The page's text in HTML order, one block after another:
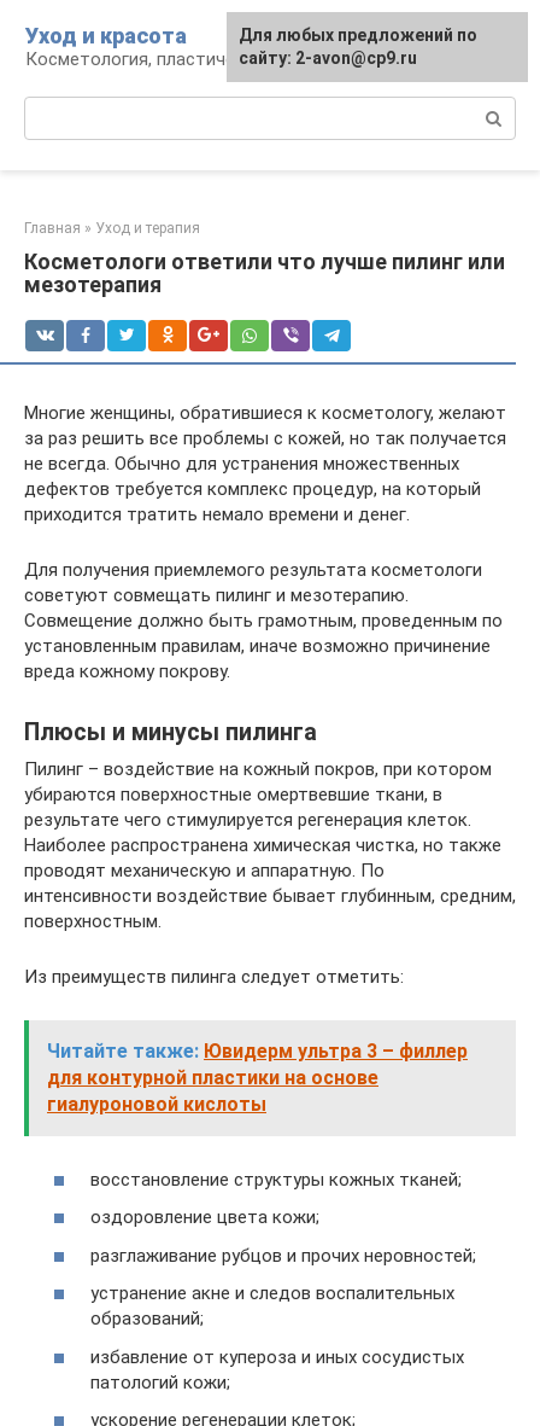
контенту
Уход и красота
Косметология, пластическая хирургия, уход
Главная » Уход и терапия
Косметологи ответили что лучше пилинг или
мезотерапия
Многие женщины, обратившиеся к косметологу, желают
за раз решить все проблемы с кожей, но так получается
не всегда. Обычно для устранения множественных
дефектов требуется комплекс процедур, на который
приходится тратить немало времени и денег.
Для получения приемлемого результата косметологи
советуют совмещать пилинг и мезотерапию.
Совмещение должно быть грамотным, проведенным по
установленным правилам, иначе возможно причинение
вреда кожному покрову.
Плюсы и минусы пилинга
Пилинг – воздействие на кожный покров, при котором
убираются поверхностные омертвевшие ткани, в
результате чего стимулируется регенерация клеток.
Наиболее распространена химическая чистка, но также
проводят механическую и аппаратную. По
интенсивности воздействие бывает глубинным, средним,
поверхностным.
Из преимуществ пилинга следует отметить:
Читайте также: Ювидерм ультра 3 – филлер
для контурной пластики на основе
гиалуроновой кислоты
восстановление структуры кожных тканей;
оздоровление цвета кожи;
разглаживание рубцов и прочих неровностей;
устранение акне и следов воспалительных
образований;
избавление от купероза и иных сосудистых
патологий кожи;
ускорение регенерации клеток;
Для любых предложений по
сайту: 2-avon@cp9.ru